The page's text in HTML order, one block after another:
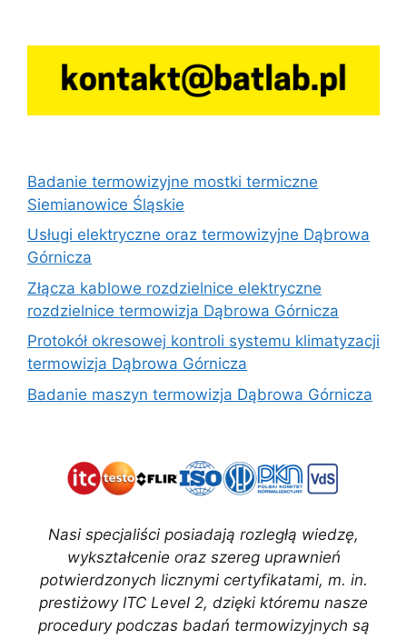
Badanie termowizyjne mostki termiczne
Siemianowice Śląskie
Usługi elektryczne oraz termowizyjne Dąbrowa
Górnicza
Złącza kablowe rozdzielnice elektryczne
rozdzielnice termowizja Dąbrowa Górnicza
Protokół okresowej kontroli systemu klimatyzacji
termowizja Dąbrowa Górnicza
Badanie maszyn termowizja Dąbrowa Górnicza
Nasi specjaliści posiadają rozległą wiedzę,
wykształcenie oraz szereg uprawnień
potwierdzonych licznymi certyfikatami, m. in.
prestiżowy ITC Level 2, dzięki któremu nasze
procedury podczas badań termowizyjnych są